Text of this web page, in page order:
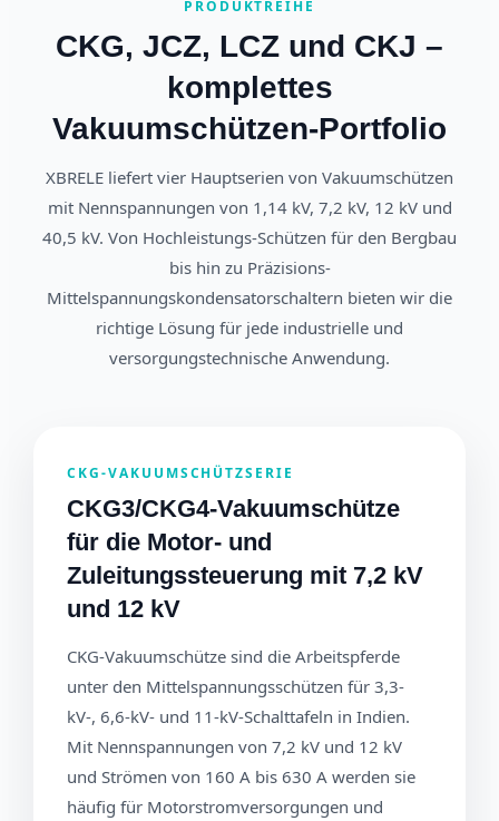
PRODUKTREIHE
CKG, JCZ, LCZ und CKJ –
komplettes
Vakuumschützen-Portfolio
XBRELE liefert vier Hauptserien von Vakuumschützen
mit Nennspannungen von 1,14 kV, 7,2 kV, 12 kV und
40,5 kV. Von Hochleistungs-Schützen für den Bergbau
bis hin zu Präzisions-
Mittelspannungskondensatorschaltern bieten wir die
richtige Lösung für jede industrielle und
versorgungstechnische Anwendung.
CKG-VAKUUMSCHÜTZSERIE
CKG3/CKG4-Vakuumschütze
für die Motor- und
Zuleitungssteuerung mit 7,2 kV
und 12 kV
CKG-Vakuumschütze sind die Arbeitspferde
unter den Mittelspannungsschützen für 3,3-
kV-, 6,6-kV- und 11-kV-Schalttafeln in Indien.
Mit Nennspannungen von 7,2 kV und 12 kV
und Strömen von 160 A bis 630 A werden sie
häufig für Motorstromversorgungen und